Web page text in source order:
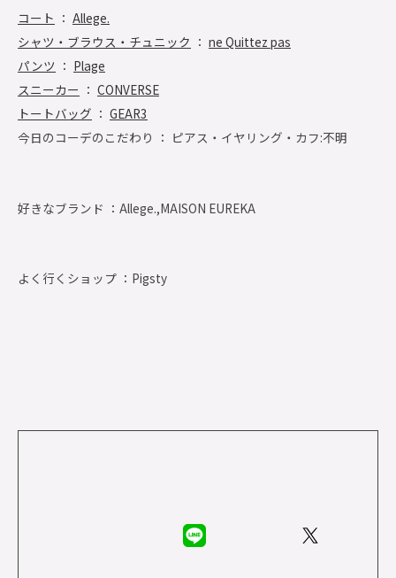
コート ： Allege.
シャツ・ブラウス・チュニック ： ne Quittez pas
パンツ ： Plage
スニーカー ： CONVERSE
トートバッグ ： GEAR3
今日のコーデのこだわり ： ピアス・イヤリング・カフ:不明
好きなブランド ： Allege.,MAISON EUREKA
よく行くショップ ： Pigsty